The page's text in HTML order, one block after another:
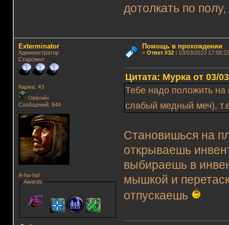
дотолкать по
Exterminator
Администратор
Старожил
Карма: 43
Оффлайн
Сообщений: 644
A-ha-ha!
Awards
Помощь в прохождении
« Ответ #32: 03/03/2010
Цитата: Мурка от 03/
Тебе надо положить
слабый медный меч),
Становишься на
открываешь
выбираешь в
мышкой и
отпускаешь